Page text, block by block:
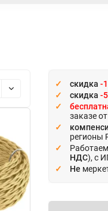
скидка -
скидка -
заказе
регионы
НДС), с
Не